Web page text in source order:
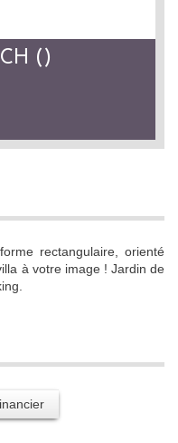
()
rectangulaire, orienté
à votre image ! Jardin de